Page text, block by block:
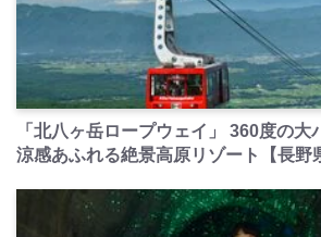
「北八ヶ岳ロープウェイ」 360度の大
涼感あふれる絶景高原リゾート【長野